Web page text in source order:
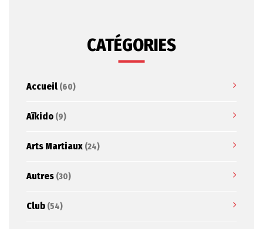
CATÉGORIES
Accueil (60)
Aïkido (9)
Arts Martiaux (24)
Autres (30)
Club (54)